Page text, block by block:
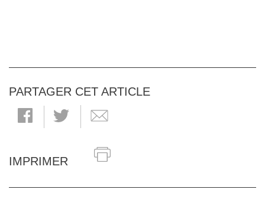
PARTAGER CET ARTICLE
IMPRIMER